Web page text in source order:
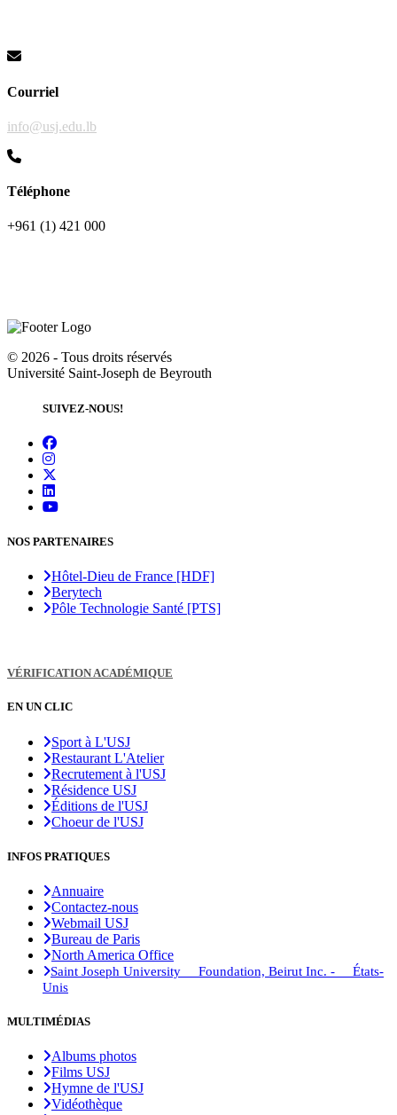
Courriel
info@usj.edu.lb
Téléphone
+961 (1) 421 000
© 2026 - Tous droits réservés
Université Saint-Joseph de Beyrouth
SUIVEZ-NOUS!
NOS PARTENAIRES
Hôtel-Dieu de France [HDF]
Berytech
Pôle Technologie Santé [PTS]
VÉRIFICATION ACADÉMIQUE
EN UN CLIC
Sport à L'USJ
Restaurant L'Atelier
Recrutement à l'USJ
Résidence USJ
Éditions de l'USJ
Choeur de l'USJ
INFOS PRATIQUES
Annuaire
Contactez-nous
Webmail USJ
Bureau de Paris
North America Office
Saint Joseph University Foundation, Beirut Inc. - États-
Unis
MULTIMÉDIAS
Albums photos
Films USJ
Hymne de l'USJ
Vidéothèque